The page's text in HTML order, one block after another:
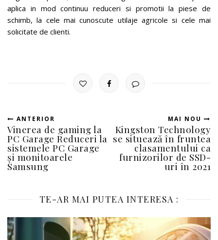
aplica in mod continuu reduceri si promotii la piese de
schimb, la cele mai cunoscute utilaje agricole si cele mai
solicitate de clienti.
ANTERIOR
Vinerea de gaming la
PC Garage Reduceri la
sistemele PC Garage
și monitoarele
Samsung
MAI NOU
Kingston Technology
se situează în fruntea
clasamentului ca
furnizorilor de SSD-
uri în 2021
TE-AR MAI PUTEA INTERESA :